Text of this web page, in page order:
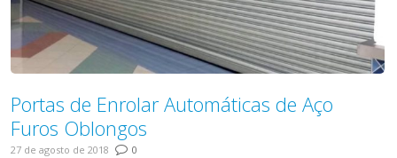
Portas de Enrolar Automáticas de Aço
Furos Oblongos
27 de agosto de 2018 0